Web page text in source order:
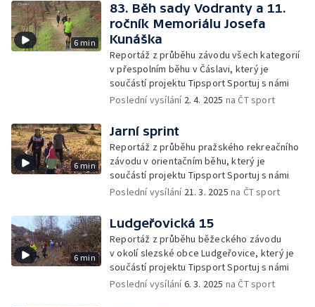
6 min
83. Běh sady Vodranty a 11.
ročník Memoriálu Josefa
Kunáška
Reportáž z průběhu závodu všech kategorií
v přespolním běhu v Čáslavi, který je
součástí projektu Tipsport Sportuj s námi
Poslední vysílání 2. 4. 2025 na ČT sport
6 min
Jarní sprint
Reportáž z průběhu pražského rekreačního
závodu v orientačním běhu, který je
součástí projektu Tipsport Sportuj s námi
Poslední vysílání 21. 3. 2025 na ČT sport
6 min
Ludgeřovická 15
Reportáž z průběhu běžeckého závodu
v okolí slezské obce Ludgeřovice, který je
součástí projektu Tipsport Sportuj s námi
Poslední vysílání6. 3. 2025 na ČT sport